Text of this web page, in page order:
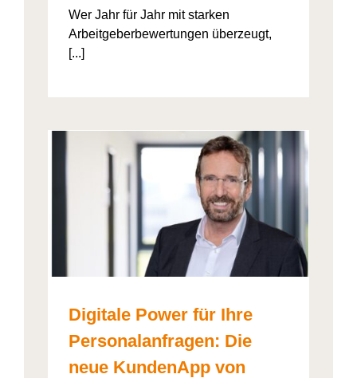
Wer Jahr für Jahr mit starken
Arbeitgeberbewertungen überzeugt,
[...]
Digitale Power für Ihre
Personalanfragen: Die
neue KundenApp von